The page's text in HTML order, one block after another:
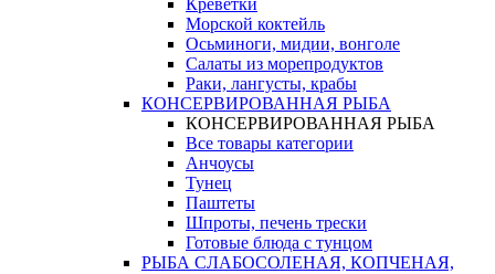
Креветки
Морской коктейль
Осьминоги, мидии, вонголе
Салаты из морепродуктов
Раки, лангусты, крабы
КОНСЕРВИРОВАННАЯ РЫБА
КОНСЕРВИРОВАННАЯ РЫБА
Все товары категории
Анчоусы
Тунец
Паштеты
Шпроты, печень трески
Готовые блюда с тунцом
РЫБА СЛАБОСОЛЕНАЯ, КОПЧЕНАЯ,